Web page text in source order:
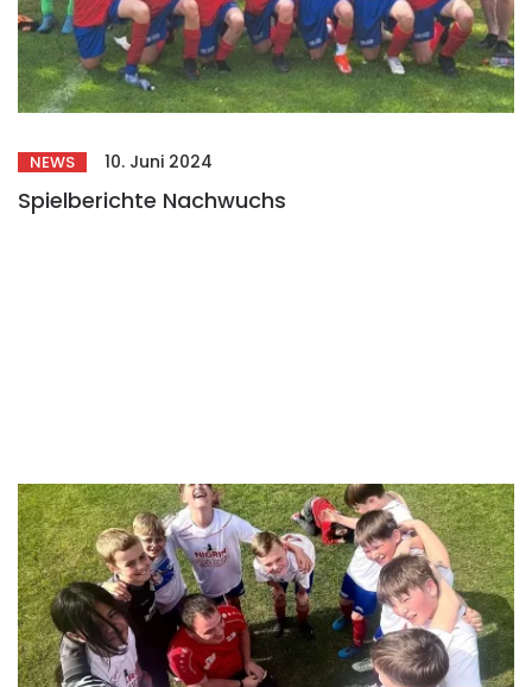
NEWS 10. Juni 2024
Spielberichte Nachwuchs